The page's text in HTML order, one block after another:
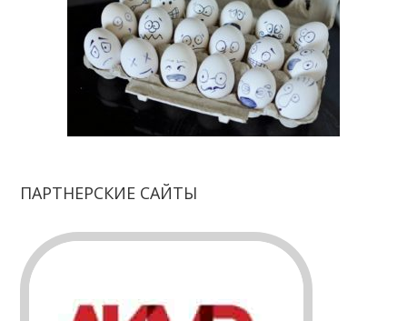
ПАРТНЕРСКИЕ САЙТЫ